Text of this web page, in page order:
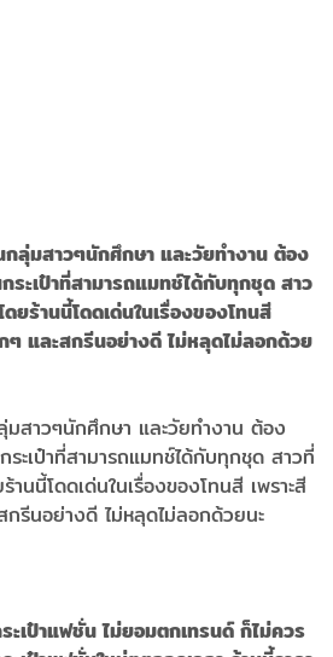
สาวๆนักศึกษา และวัยทำงาน ต้อง
ระเป๋าที่สามารถแมทช์ได้กับทุกชุด สาวที่
นนี้โดดเด่นในเรื่องของโทนสี เพราะสี
กรีนอย่างดี ไม่หลุดไม่ลอกด้วยนะ